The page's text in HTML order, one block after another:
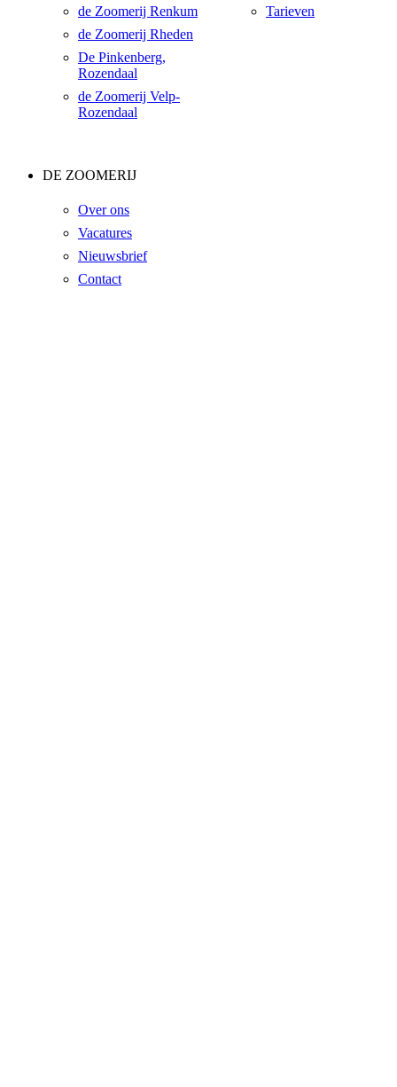
de Zoomerij Renkum
de Zoomerij Rheden
De Pinkenberg,
Rozendaal
de Zoomerij Velp-
Rozendaal
Tarieven
DE ZOOMERIJ
Over ons
Vacatures
Nieuwsbrief
Contact